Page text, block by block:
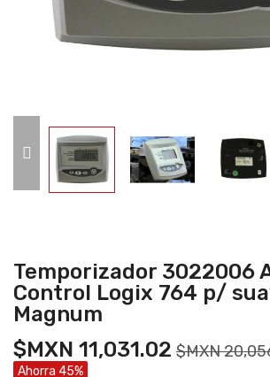
Temporizador 3022006
Control Logix 764 p/
Magnum
$MXN 11,031.02 $MXN
Ahorra 45%